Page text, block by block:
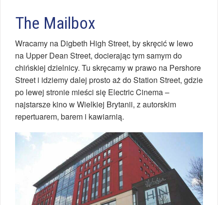
The Mailbox
Wracamy na Digbeth High Street, by skręcić w lewo
na Upper Dean Street, docierając tym samym do
chińskiej dzielnicy. Tu skręcamy w prawo na Pershore
Street i idziemy dalej prosto aż do Station Street, gdzie
po lewej stronie mieści się Electric Cinema –
najstarsze kino w Wielkiej Brytanii, z autorskim
repertuarem, barem i kawiarnią.